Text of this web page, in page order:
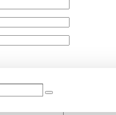
Поиск